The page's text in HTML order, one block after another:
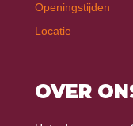
Openingstijden
Locatie
OVER